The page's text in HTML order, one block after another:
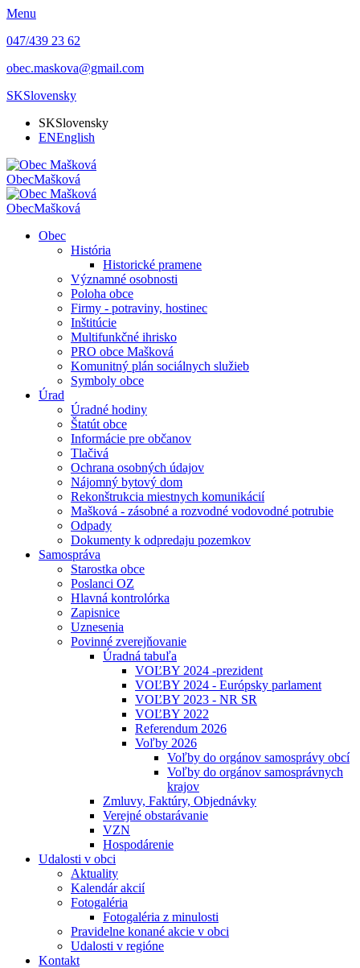
Menu
047/439 23 62
obec.maskova@gmail.com
SKSlovensky
SKSlovensky
ENEnglish
ObecMašková
ObecMašková
Obec
História
Historické pramene
Významné osobnosti
Poloha obce
Firmy - potraviny, hostinec
Inštitúcie
Multifunkčné ihrisko
PRO obce Mašková
Komunitný plán sociálnych služieb
Symboly obce
Úrad
Úradné hodiny
Štatút obce
Informácie pre občanov
Tlačivá
Ochrana osobných údajov
Nájomný bytový dom
Rekonštrukcia miestnych komunikácií
Mašková - zásobné a rozvodné vodovodné potrubie
Odpady
Dokumenty k odpredaju pozemkov
Samospráva
Starostka obce
Poslanci OZ
Hlavná kontrolórka
Zapisnice
Uznesenia
Povinné zverejňovanie
Úradná tabuľa
VOĽBY 2024 -prezident
VOĽBY 2024 - Európsky parlament
VOĽBY 2023 - NR SR
VOĽBY 2022
Referendum 2026
Voľby 2026
Voľby do orgánov samosprávy obcí
Voľby do orgánov samosprávnych
krajov
Zmluvy, Faktúry, Objednávky
Verejné obstarávanie
VZN
Hospodárenie
Udalosti v obci
Aktuality
Kalendár akcií
Fotogaléria
Fotogaléria z minulosti
Pravidelne konané akcie v obci
Udalosti v regióne
Kontakt